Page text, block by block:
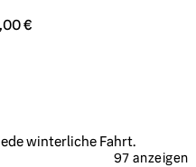
€
winterliche Fahrt.
97 anzeigen